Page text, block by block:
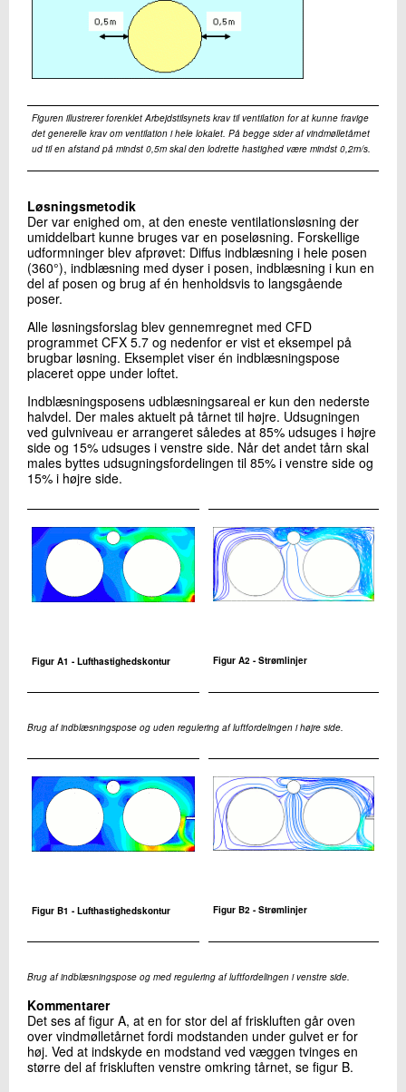
Figuren illustrerer forenklet Arbejdstilsynets krav til ventilation for at kunne fravige
det generelle krav om ventilation i hele lokalet. På begge sider af vindmølletårnet
ud til en afstand på mindst 0,5m skal den lodrette hastighed være mindst 0,2m/s.
Løsningsmetodik
Der var enighed om, at den eneste ventilationsløsning der
umiddelbart kunne bruges var en poseløsning. Forskellige
udformninger blev afprøvet: Diffus indblæsning i hele posen
(360°), indblæsning med dyser i posen, indblæsning i kun en
del af posen og brug af én henholdsvis to langsgående
poser.
Alle løsningsforslag blev gennemregnet med CFD
programmet CFX 5.7 og nedenfor er vist et eksempel på
brugbar løsning. Eksemplet viser én indblæsningspose
placeret oppe under loftet.
Indblæsningsposens udblæsningsareal er kun den nederste
halvdel. Der males aktuelt på tårnet til højre. Udsugningen
ved gulvniveau er arrangeret således at 85% udsuges i højre
side og 15% udsuges i venstre side. Når det andet tårn skal
males byttes udsugningsfordelingen til 85% i venstre side og
15% i højre side.
Figur A1 - Lufthastighedskontur Figur A2 - Strømlinjer
Brug af indblæsningspose og uden regulering af luftfordelingen i højre side.
Figur B1 - Lufthastighedskontur Figur B2 - Strømlinjer
Brug af indblæsningspose og med regulering af luftfordelingen i venstre side.
Kommentarer
Det ses af figur A, at en for stor del af friskluften går oven
over vindmølletårnet fordi modstanden under gulvet er for
høj. Ved at indskyde en modstand ved væggen tvinges en
større del af friskluften venstre omkring tårnet, se figur B.